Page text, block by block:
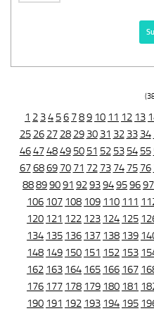
1 2 34 56 789 10 11 12 13
25 26 27 28 29 30 31 32 33 34
46474849 50 51 52 53 54 55
676869 70 71 72 73 74 75 76
88899091 929394959697
106 107 108 109 110 111
120 121 122 123 124 125
134 135 136 137 138 139
148 149 150 151 152 153
162 163 164 165 166 167
176 177 178 179 180 181
190 191 192 193 194 195